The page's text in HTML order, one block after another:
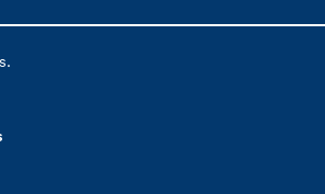
nos períodos de